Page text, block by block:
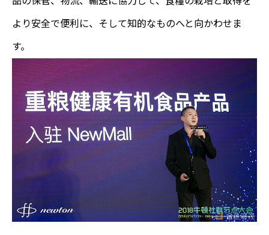
より安全で便利に、そして知的なものへと向かわせま
す。